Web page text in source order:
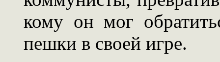
кому он мог
пешки в своей игре.